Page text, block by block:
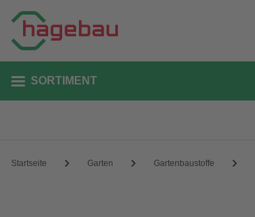
SORTIMENT
Startseite Garten Gartenbaustoffe